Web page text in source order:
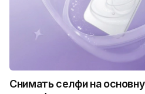
Снимать селфи на